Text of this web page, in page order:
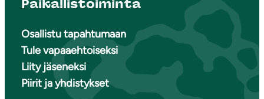
Paikallistoiminta
Osallistu tapahtumaan
Tule vapaaehtoiseksi
Liity jäseneksi
Piirit ja yhdistykset